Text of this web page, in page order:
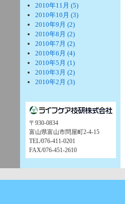
2010年11月 (5)
2010年10月 (3)
2010年9月 (2)
2010年8月 (2)
2010年7月 (2)
2010年6月 (4)
2010年5月 (1)
2010年3月 (2)
2010年2月 (3)
〒930-0834
富山県富山市問屋町2-4-15
TEL/076-411-0201
FAX/076-451-2610